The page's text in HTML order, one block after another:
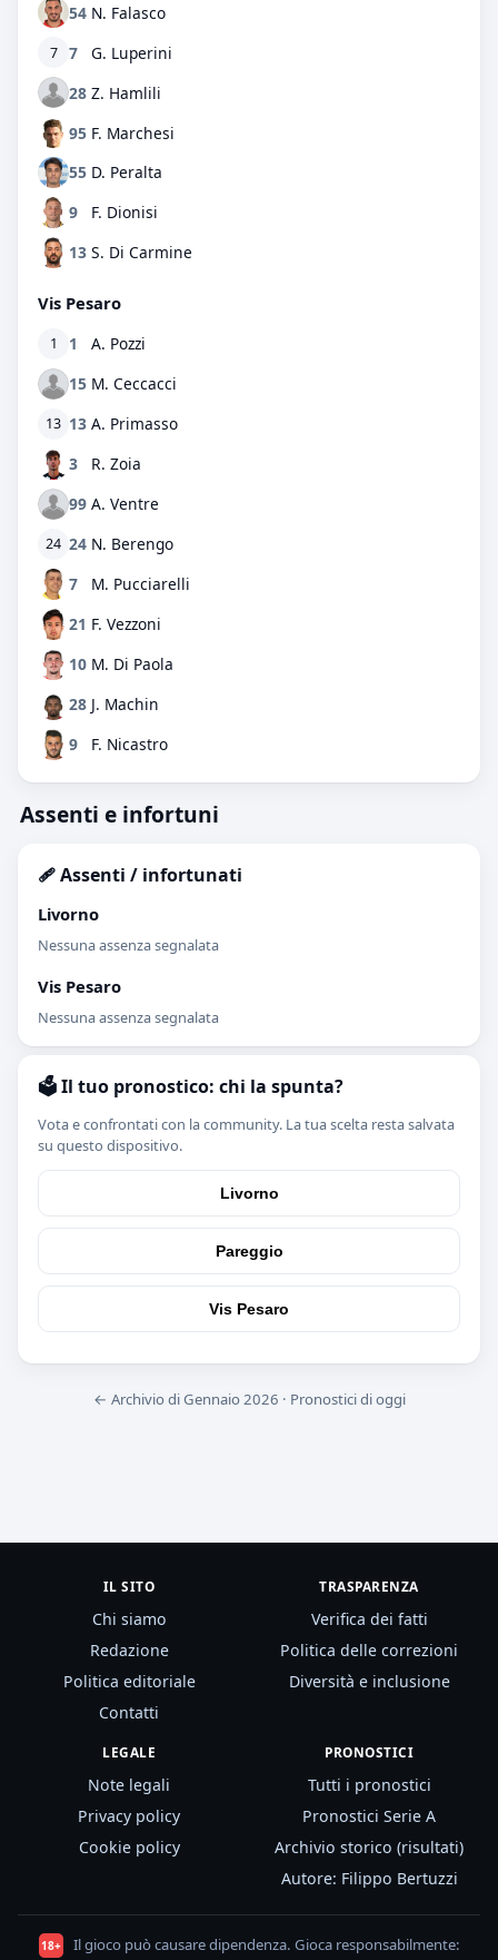
54 N. Falasco
7 7
G. Luperini
28 Z. Hamlili
95 F. Marchesi
55 D. Peralta
9
F. Dionisi
13 S. Di Carmine
Vis Pesaro
1 1
A. Pozzi
15 M. Ceccacci
13 13 A. Primasso
3
R. Zoia
99 A. Ventre
24 24 N. Berengo
7
M. Pucciarelli
21 F. Vezzoni
10 M. Di Paola
28 J. Machin
9
F. Nicastro
Assenti e infortuni
🩹 Assenti / infortunati
Livorno
Nessuna assenza segnalata
Vis Pesaro
Nessuna assenza segnalata
🗳️ Il tuo pronostico: chi la spunta?
Vota e confrontati con la community. La tua scelta resta salvata
su questo dispositivo.
Livorno
Pareggio
Vis Pesaro
← Archivio di Gennaio 2026 · Pronostici di oggi
IL SITO
Chi siamo
Redazione
Politica editoriale
Contatti
TRASPARENZA
Verifica dei fatti
Politica delle correzioni
Diversità e inclusione
LEGALE
Note legali
Privacy policy
Cookie policy
PRONOSTICI
Tutti i pronostici
Pronostici Serie A
Archivio storico (risultati)
Autore: Filippo Bertuzzi
18+
Il gioco può causare dipendenza. Gioca responsabilmente: